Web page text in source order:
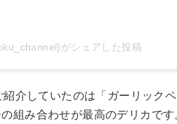
がシェアした投稿
していたのは「ガーリックペ
組み合わせが最高のデリカです